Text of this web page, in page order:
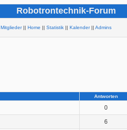
Robotrontechnik-Forum
Mitglieder|| Home || Statistik|| Kalender|| Admins
Antworten
0
6